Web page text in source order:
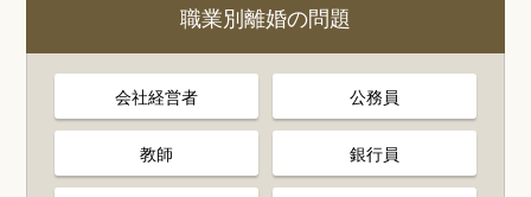
職業別離婚の問題
会社経営者 公務員
教師 銀行員